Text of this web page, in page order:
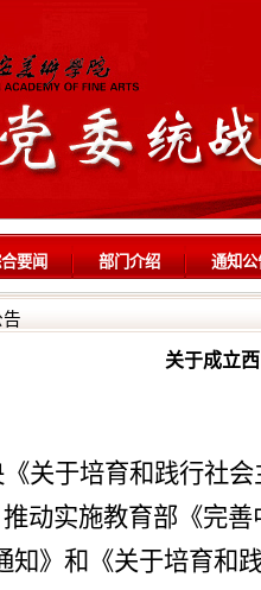
要闻 部门介绍 通知
关于成立
关于培育和践行社
动实施教育部《完
知》和《关于培育和